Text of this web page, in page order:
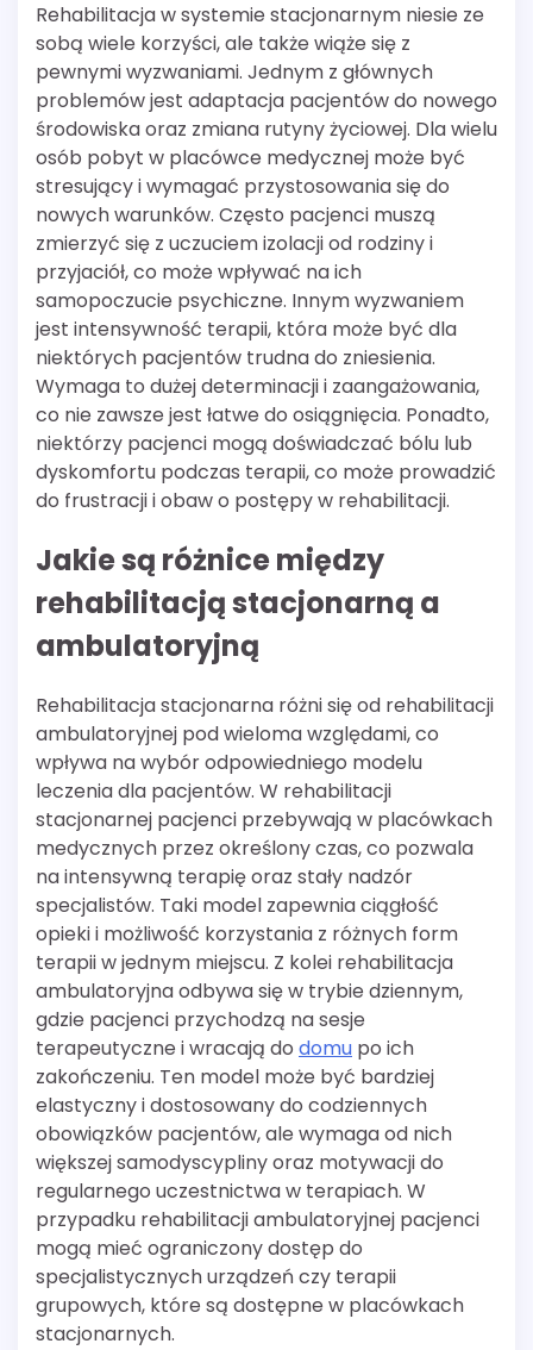
Rehabilitacja w systemie stacjonarnym niesie ze
sobą wiele korzyści, ale także wiąże się z
pewnymi wyzwaniami. Jednym z głównych
problemów jest adaptacja pacjentów do nowego
środowiska oraz zmiana rutyny życiowej. Dla wielu
osób pobyt w placówce medycznej może być
stresujący i wymagać przystosowania się do
nowych warunków. Często pacjenci muszą
zmierzyć się z uczuciem izolacji od rodziny i
przyjaciół, co może wpływać na ich
samopoczucie psychiczne. Innym wyzwaniem
jest intensywność terapii, która może być dla
niektórych pacjentów trudna do zniesienia.
Wymaga to dużej determinacji i zaangażowania,
co nie zawsze jest łatwe do osiągnięcia. Ponadto,
niektórzy pacjenci mogą doświadczać bólu lub
dyskomfortu podczas terapii, co może prowadzić
do frustracji i obaw o postępy w rehabilitacji.
Jakie są różnice między
rehabilitacją stacjonarną a
ambulatoryjną
Rehabilitacja stacjonarna różni się od rehabilitacji
ambulatoryjnej pod wieloma względami, co
wpływa na wybór odpowiedniego modelu
leczenia dla pacjentów. W rehabilitacji
stacjonarnej pacjenci przebywają w placówkach
medycznych przez określony czas, co pozwala
na intensywną terapię oraz stały nadzór
specjalistów. Taki model zapewnia ciągłość
opieki i możliwość korzystania z różnych form
terapii w jednym miejscu. Z kolei rehabilitacja
ambulatoryjna odbywa się w trybie dziennym,
gdzie pacjenci przychodzą na sesje
terapeutyczne i wracają do domu po ich
zakończeniu. Ten model może być bardziej
elastyczny i dostosowany do codziennych
obowiązków pacjentów, ale wymaga od nich
większej samodyscypliny oraz motywacji do
regularnego uczestnictwa w terapiach. W
przypadku rehabilitacji ambulatoryjnej pacjenci
mogą mieć ograniczony dostęp do
specjalistycznych urządzeń czy terapii
grupowych, które są dostępne w placówkach
stacjonarnych.